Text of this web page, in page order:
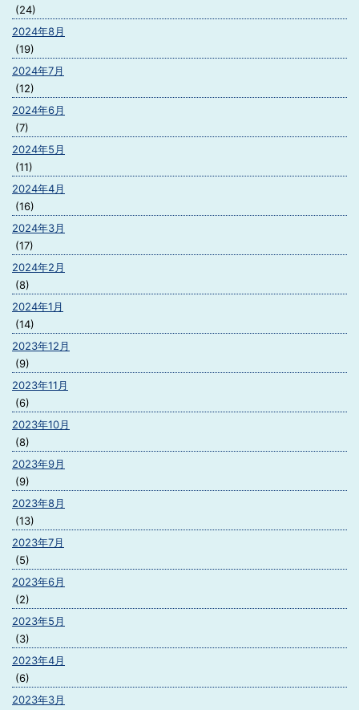
(24)
2024年8月
(19)
2024年7月
(12)
2024年6月
(7)
2024年5月
(11)
2024年4月
(16)
2024年3月
(17)
2024年2月
(8)
2024年1月
(14)
2023年12月
(9)
2023年11月
(6)
2023年10月
(8)
2023年9月
(9)
2023年8月
(13)
2023年7月
(5)
2023年6月
(2)
2023年5月
(3)
2023年4月
(6)
2023年3月